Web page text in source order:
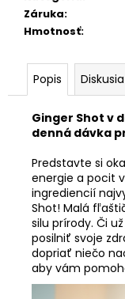
Záruka:
Hmotnosť:
Popis Diskusia
Ginger Shot v
denná dávka
Predstavte si
energie a pocit
ingrediencií
Shot! Malá
silu prírody. Či
posilniť svoje
dopriať niečo
aby vám